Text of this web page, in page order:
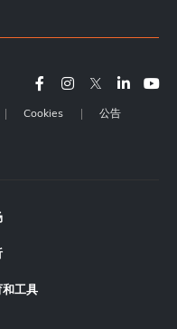
Cookies 公告
和工具